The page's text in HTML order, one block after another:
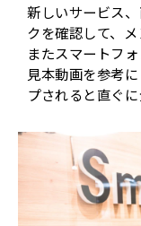
新しいサービス
クを確認して、
またスマートフ
見本動画を参考
プされると直ぐ